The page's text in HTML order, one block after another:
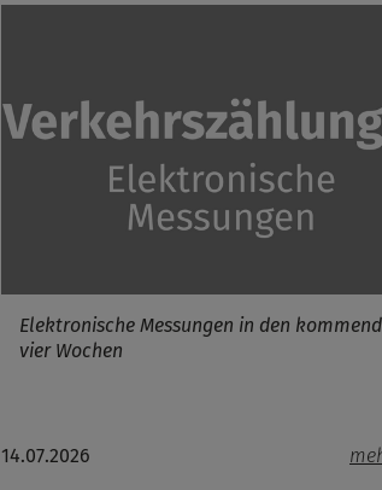
Elektronische Messungen in den
vier Wochen
14.07.2026